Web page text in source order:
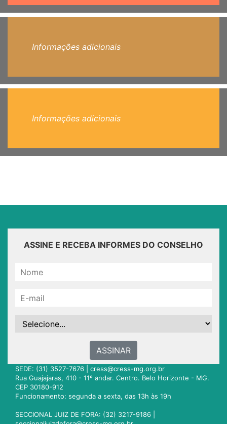
Informações adicionais
Informações adicionais
ASSINE E RECEBA INFORMES DO CONSELHO
ASSINAR
SEDE: (31) 3527-7676 | cress@cress-mg.org.br
Rua Guajajaras, 410 - 11º andar. Centro. Belo Horizonte - MG.
CEP 30180-912
Funcionamento: segunda a sexta, das 13h às 19h
SECCIONAL JUIZ DE FORA: (32) 3217-9186 |